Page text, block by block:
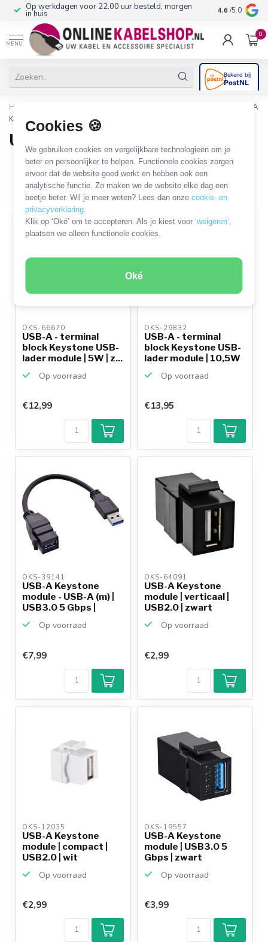
Cookies 🍪
We gebruiken cookies en vergelijkbare technologieën om je
beter en persoonlijker te helpen. Functionele cookies zorgen
ervoor dat de website goed werkt en hebben ook een
analytische functie. Zo maken we de website elke dag een
beetje beter. Wil je meer weten? Lees dan onzecookie- en
privacyverklaring
Klik op ‘Oké’ om te accepteren. Als je kiest voor‘weigeren’
plaatsen we alleen functionele cookies.
Oké
10+jaar productkennis 4.6 /5.0
MENU
0
Home
USB-A
Keystone modules
USB-A Keystone modules
40 PRODUCTEN
Filters SORTEER OP
OKS-66670
USB-A - terminal
block Keystone USB-
lader module | 5W | z...
Op voorraad
€12,99
SALE
OKS-29832
USB-A - terminal
block Keystone USB-
lader module | 10,5W
Op voorraad
€13,95
OKS-39141
USB-A Keystone
module - USB-A (m) |
USB3.0 5 Gbps |
Op voorraad
€7,99
OKS-64091
USB-A Keystone
module | verticaal |
USB2.0 | zwart
Op voorraad
€2,99
OKS-12035
USB-A Keystone
module | compact |
USB2.0 | wit
Op voorraad
€2,99
OKS-19557
USB-A Keystone
module | USB3.0 5
Gbps | zwart
Op voorraad
€3,99